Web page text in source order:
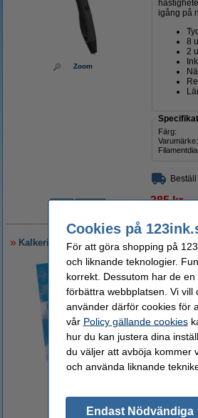
Zoom
igång på
8
2
Färg:
Varumärke:
385 kr
Kalkeringspapper A4 satinerat 90g
Zoom
Spara
Detta A4-
med
Varumärke:
Köp60 ark
195 kr
Cookies på
För att göra shopping på
och liknande teknologier.
korrekt. Dessutom har de
förbättra webbplatsen. Vi vill
använder därför cookies för
vår Policy gällande cookies
hur du kan justera dina
du väljer att avböja kommer
och använda liknande
Endast Nödvändiga